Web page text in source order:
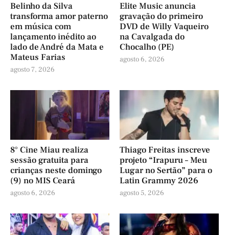
Belinho da Silva
transforma amor paterno
em música com
lançamento inédito ao
lado de André da Mata e
Mateus Farias
agosto 7, 2026
Elite Music anuncia
gravação do primeiro
DVD de Willy Vaqueiro
na Cavalgada do
Chocalho (PE)
agosto 6, 2026
8° Cine Miau realiza
sessão gratuita para
crianças neste domingo
(9) no MIS Ceará
agosto 6, 2026
Thiago Freitas inscreve
projeto “Irapuru – Meu
Lugar no Sertão” para o
Latin Grammy 2026
agosto 5, 2026